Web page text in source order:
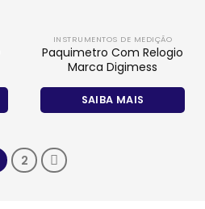
INSTRUMENTOS DE MEDIÇÃO
Paquimetro Com Relogio
Marca Digimess
SAIBA MAIS
2